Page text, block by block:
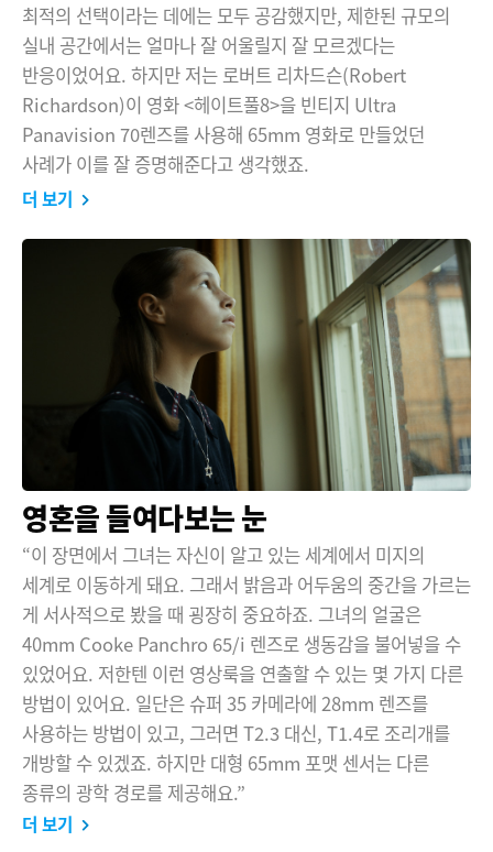
Chinese Taipei
Turkey
UAE
Ukraine
United Kingdom
United States
최적의 선택이라는 데에는 모두 공감했지만, 제한된 규모의
실내 공간에서는 얼마나 잘 어울릴지 잘 모르겠다는
반응이었어요. 하지만 저는 로버트 리차드슨(Robert
Richardson)이 영화 <헤이트풀8>을 빈티지 Ultra
Panavision 70렌즈를 사용해 65mm 영화로 만들었던
사례가 이를 잘 증명해준다고 생각했죠.
더 보기
영혼을 들여다보는 눈
“이 장면에서 그녀는 자신이 알고 있는 세계에서 미지의
세계로 이동하게 돼요. 그래서 밝음과 어두움의 중간을 가르는
게 서사적으로 봤을 때 굉장히 중요하죠. 그녀의 얼굴은
40mm Cooke Panchro 65/i 렌즈로 생동감을 불어넣을 수
있었어요. 저한텐 이런 영상룩을 연출할 수 있는 몇 가지 다른
방법이 있어요. 일단은 슈퍼 35 카메라에 28mm 렌즈를
사용하는 방법이 있고, 그러면 T2.3 대신, T1.4로 조리개를
개방할 수 있겠죠. 하지만 대형 65mm 포맷 센서는 다른
종류의 광학 경로를 제공해요.”
더 보기